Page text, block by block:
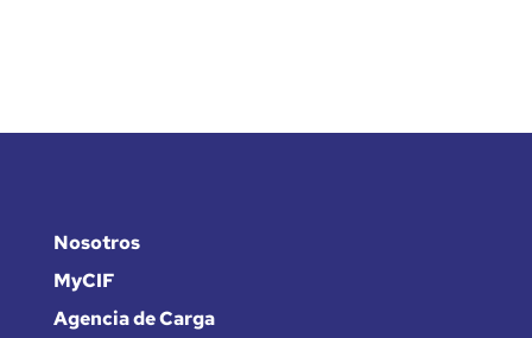
Nosotros
MyCIF
Agencia de Carga